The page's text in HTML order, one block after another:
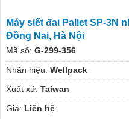
Máy siết đai Pallet SP-3N
Đồng Nai, Hà Nội
Mã số: G-299-356
Nhãn hiệu: Wellpack
Xuất xứ: Taiwan
Giá: Liên hệ